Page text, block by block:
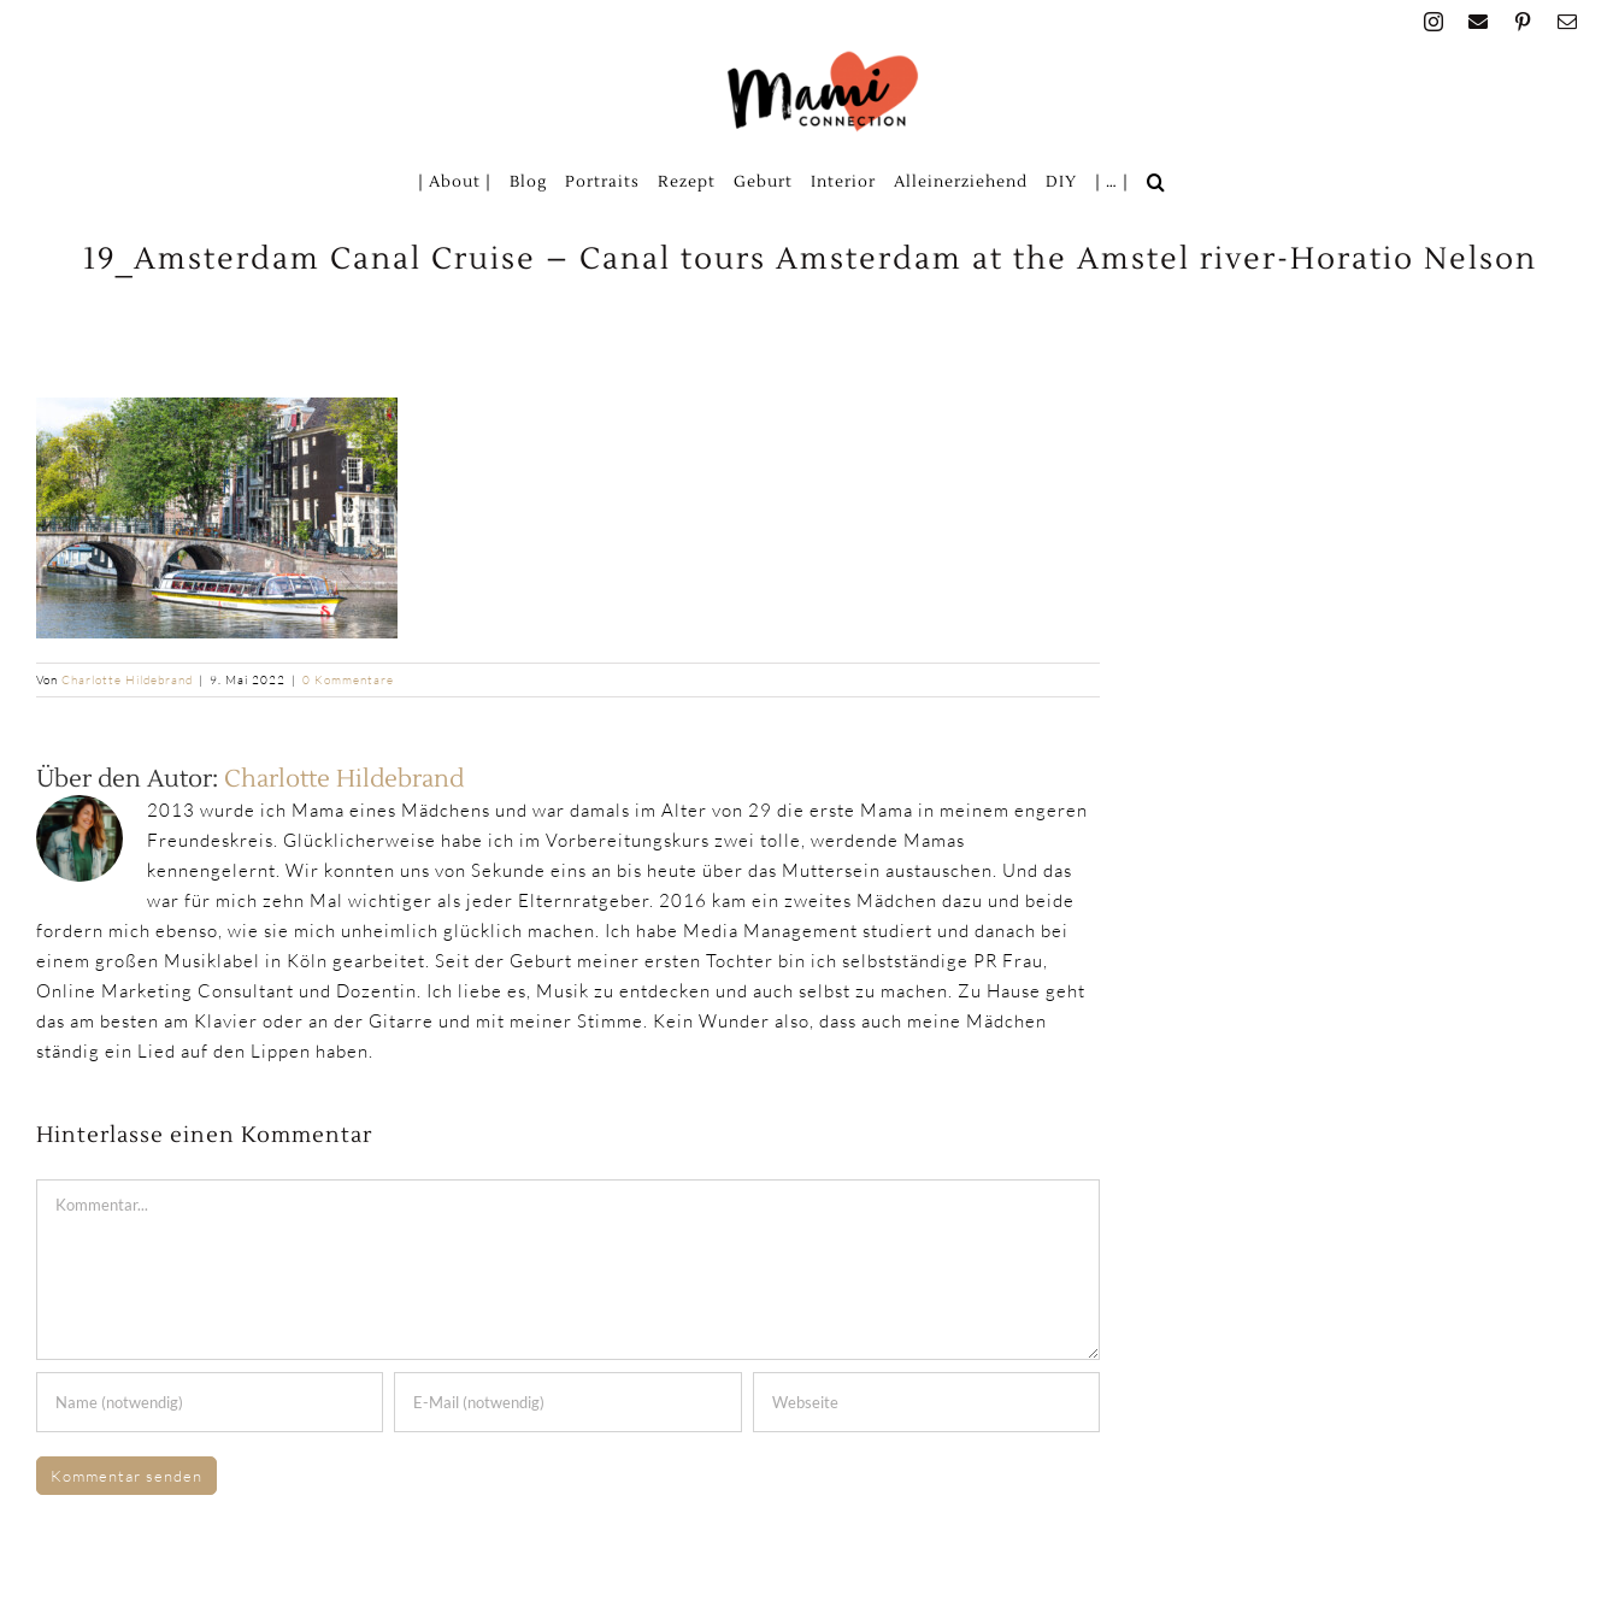
| About | Blog Portraits Rezept Geburt Interior Alleinerziehend DIY | … |
19_Amsterdam Canal Cruise – Canal tours Amsterdam at the Amstel river-Horatio Nelson
Von Charlotte Hildebrand | 9. Mai 2022 | 0 Kommentare
Über den Autor: Charlotte Hildebrand
2013 wurde ich Mama eines Mädchens und war damals im Alter von 29 die erste Mama in meinem engeren
Freundeskreis. Glücklicherweise habe ich im Vorbereitungskurs zwei tolle, werdende Mamas
kennengelernt. Wir konnten uns von Sekunde eins an bis heute über das Muttersein austauschen. Und das
war für mich zehn Mal wichtiger als jeder Elternratgeber. 2016 kam ein zweites Mädchen dazu und beide
fordern mich ebenso, wie sie mich unheimlich glücklich machen. Ich habe Media Management studiert und danach bei
einem großen Musiklabel in Köln gearbeitet. Seit der Geburt meiner ersten Tochter bin ich selbstständige PR Frau,
Online Marketing Consultant und Dozentin. Ich liebe es, Musik zu entdecken und auch selbst zu machen. Zu Hause geht
das am besten am Klavier oder an der Gitarre und mit meiner Stimme. Kein Wunder also, dass auch meine Mädchen
ständig ein Lied auf den Lippen haben.
Hinterlasse einen Kommentar
Kommentar